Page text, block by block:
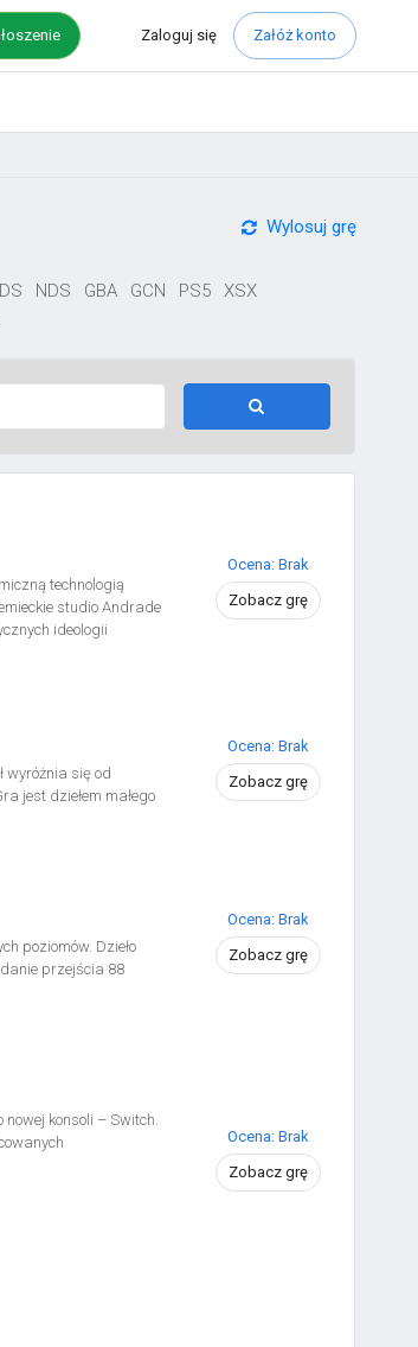
Zaloguj się Załóż konto
Wylosuj grę
NDS GBA GCN PS5
XSX
technologią
studio Andrade
ideologii
okres mroku i
Ocena: Brak
Zobacz grę
wyróżnia się od
jest dziełem małego
Ocena: Brak
Zobacz grę
poziomów. Dzieło
przejścia 88
Ocena: Brak
Zobacz grę
konsoli – Switch.
Ocena: Brak
Zobacz grę